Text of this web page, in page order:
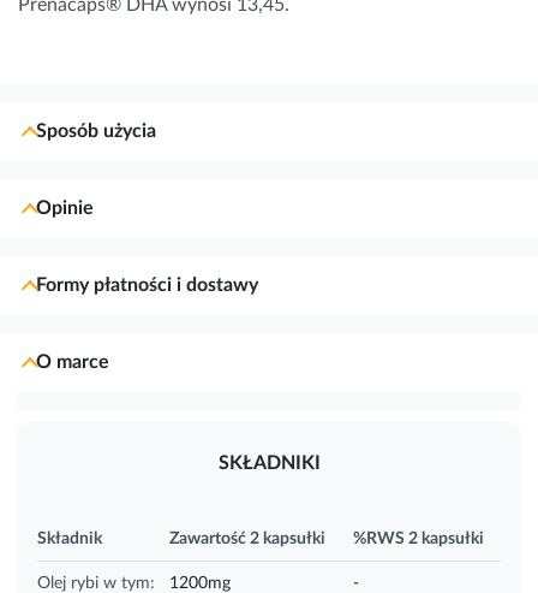
Prenacaps® DHA wynosi 13,45.
Sposób użycia
Opinie
Formy płatności i dostawy
O marce
SKŁADNIKI
Składnik Zawartość 2 kapsułki %RWS 2 kapsułki
Olej rybi w tym: 1200mg -